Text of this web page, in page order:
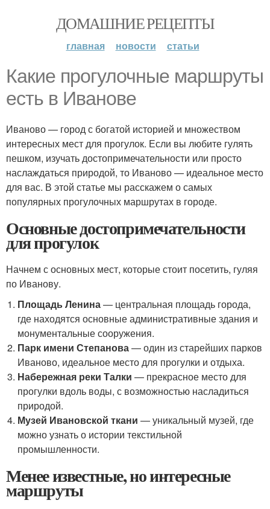
ДОМАШНИЕ РЕЦЕПТЫ
главная новости статьи
Какие прогулочные маршруты
есть в Иванове
Иваново — город с богатой историей и множеством
интересных мест для прогулок. Если вы любите гулять
пешком, изучать достопримечательности или просто
наслаждаться природой, то Иваново — идеальное место
для вас. В этой статье мы расскажем о самых
популярных прогулочных маршрутах в городе.
Основные достопримечательности
для прогулок
Начнем с основных мест, которые стоит посетить, гуляя
по Иванову.
Площадь Ленина— центральная площадь города,
где находятся основные административные здания и
монументальные сооружения.
Парк имени Степанова— один из старейших парков
Иваново, идеальное место для прогулки и отдыха.
Набережная реки Талки — прекрасное место для
прогулки вдоль воды, с возможностью насладиться
природой.
Музей Ивановской ткани — уникальный музей, где
можно узнать о истории текстильной
промышленности.
Менее известные, но интересные
маршруты